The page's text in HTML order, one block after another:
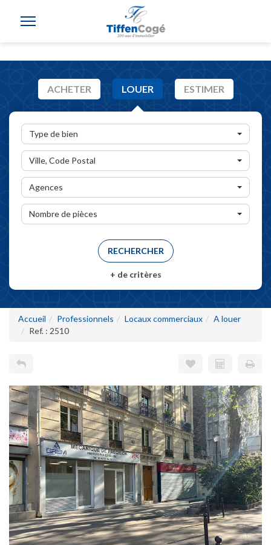
ACHETER LOUER ESTIMER
Type de bien
Ville, Code Postal
Agences
Nombre de pièces
+ de critères
Accueil Professionnels Locaux commerciaux
A louer
Ref. : 2510